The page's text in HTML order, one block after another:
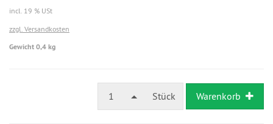
incl. 19 % USt
zzgl. Versandkosten
Gewicht 0,4 kg
1 Stück Warenkorb